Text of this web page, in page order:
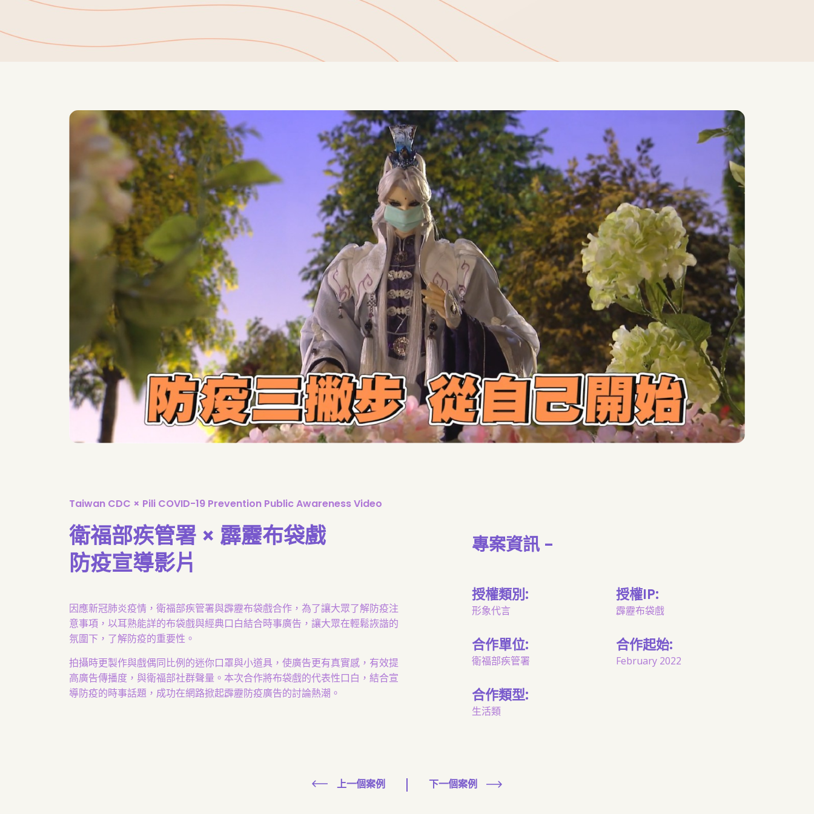
Taiwan CDC × Pili COVID-19 Prevention Public Awareness Video
衛福部疾管署 × 霹靂布袋戲
防疫宣導影片
因應新冠肺炎疫情，衛福部疾管署與霹靂布袋戲合作，為了讓大眾了解防疫注
意事項，以耳熟能詳的布袋戲與經典口白結合時事廣告，讓大眾在輕鬆詼諧的
氛圍下，了解防疫的重要性。
拍攝時更製作與戲偶同比例的迷你口罩與小道具，使廣告更有真實感，有效提
高廣告傳播度，與衛福部社群聲量。本次合作將布袋戲的代表性口白，結合宣
導防疫的時事話題，成功在網路掀起霹靂防疫廣告的討論熱潮。
專案資訊 -
授權類別:
形象代言
授權IP:
霹靂布袋戲
合作單位:
衛福部疾管署
合作起始:
February 2022
合作類型:
生活類
上一個案例 下一個案例